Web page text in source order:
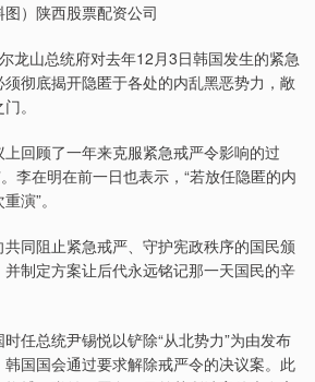
）陕西股票配资公司
龙山总统府对去年12月3日韩国发生的紧急
彻底揭开隐匿于各处的内乱黑恶势力，敞
。
回顾了一年来克服紧急戒严令影响的过
李在明在前一日也表示，“若放任隐匿的内
演”。
同阻止紧急戒严、守护宪政秩序的国民颁
制定方案让后代永远铭记那一天国民的辛
任总统尹锡悦以铲除“从北势力”为由发布
国国会通过要求解除戒严令的决议案。此